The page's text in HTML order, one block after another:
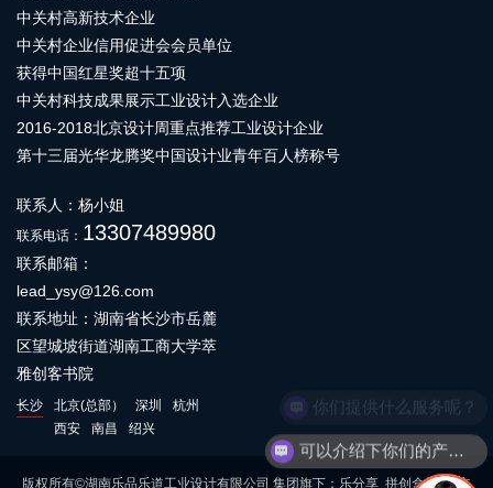
中关村高新技术企业
中关村企业信用促进会会员单位
获得中国红星奖超十五项
中关村科技成果展示工业设计入选企业
2016-2018北京设计周重点推荐工业设计企业
第十三届光华龙腾奖中国设计业青年百人榜称号
联系人：杨小姐
联系电话： 13307489980
联系邮箱：
lead_ysy@126.com
联系地址：湖南省长沙市岳麓
区望城坡街道湖南工商大学萃
雅创客书院
长沙 北京(总部） 深圳
杭州
西安
南昌 绍兴
版权所有©湖南乐品乐道工业设计有限公司 集团旗下：乐分享 拼创盒子 白立
可以介绍下你们的产品么
你们提供什么服务呢？